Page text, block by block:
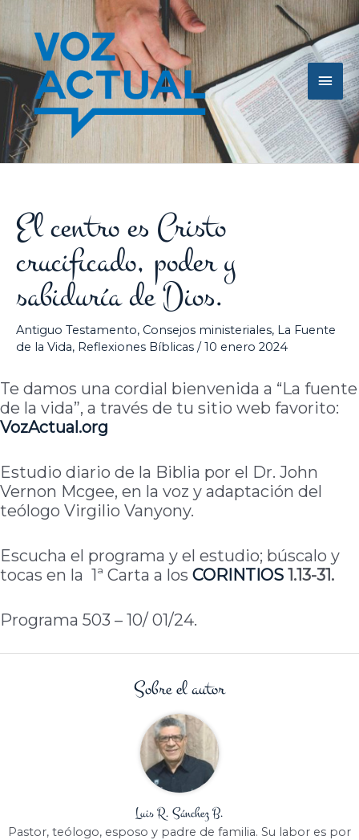
contenido
El centro es Cristo
crucificado, poder y
sabiduría de Dios.
Antiguo Testamento, Consejos ministeriales, La Fuente
de la Vida, Reflexiones Bíblicas /10 enero 2024
Te damos una cordial bienvenida a “La fuente
de la vida”, a través de tu sitio web favorito:
VozActual.org
Estudio diario de la Biblia por el Dr. John
Vernon Mcgee, en la voz y adaptación del
teólogo Virgilio Vanyony.
Escucha el programa y el estudio; búscalo y
tocas en la 1ª Carta a los CORINTIOS 1.13-31.
Programa 503 – 10/ 01/24.
Sobre el autor
Luis R. Sánchez B.
Pastor, teólogo, esposo y padre de familia. Su labor es por